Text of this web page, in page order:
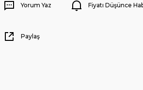
Yorum Yaz Fiyatı Düşünce
Paylaş